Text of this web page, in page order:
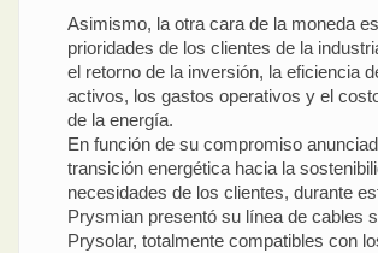
Asimismo, la otra cara de la moneda
prioridades de los clientes de la
el retorno de la inversión, la eficiencia
activos, los gastos operativos y el
de la energía.
En función de su compromiso
transición energética hacia la
necesidades de los clientes, durante
Prysmian presentó su línea de cables
Prysolar, totalmente compatibles con